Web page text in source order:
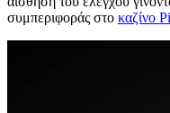
συμπεριφοράς στο καζίνο